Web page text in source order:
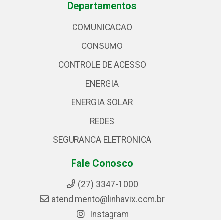
Departamentos
COMUNICACAO
CONSUMO
CONTROLE DE ACESSO
ENERGIA
ENERGIA SOLAR
REDES
SEGURANCA ELETRONICA
Fale Conosco
(27) 3347-1000
atendimento@linhavix.com.br
Instagram